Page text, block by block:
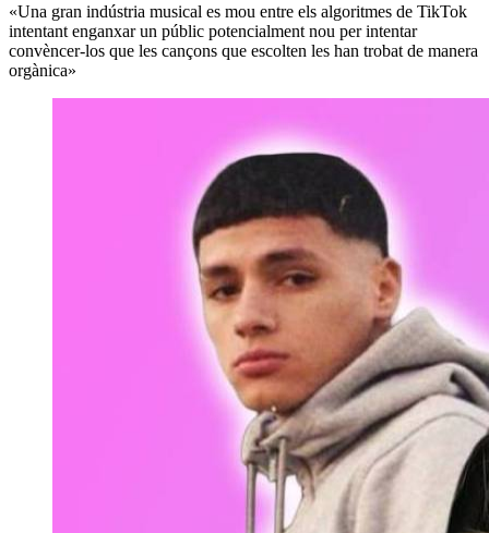
«Una gran indústria musical es mou entre els algoritmes de TikTok
intentant enganxar un públic potencialment nou per intentar
convèncer-los que les cançons que escolten les han trobat de manera
orgànica»